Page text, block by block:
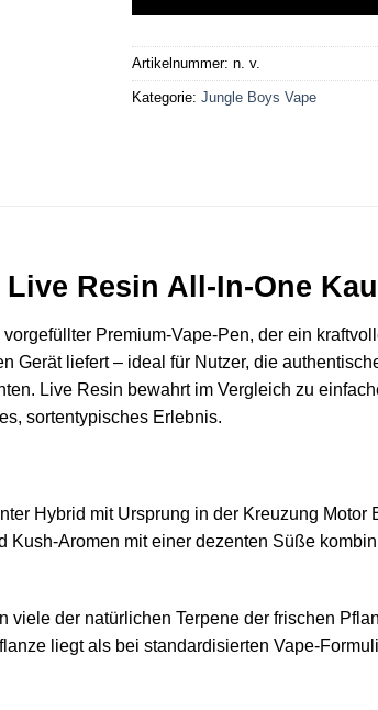
Artikelnummer: n. v.
Kategorie: Jungle Boys Vape
Resin All-In-One
Premium‑Vape‑Pen, der ein
Gerät liefert – ideal für Nutzer, die
Live Resin bewahrt im Vergleich zu
sortentypisches Erlebnis.
Hybrid mit Ursprung in der Kreuzung
mit einer dezenten Süße
viele der natürlichen Terpene der frischen
liegt als bei standardisierten